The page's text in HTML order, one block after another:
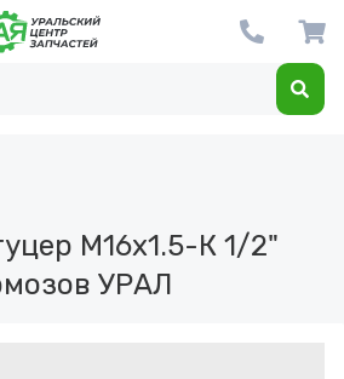
М16х1.5-К 1/2"
УРАЛ